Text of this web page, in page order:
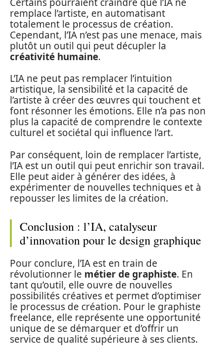
remplace l’artiste, en automatisant
totalement le processus de création.
Cependant, l’IA n’est pas une menace, mais
plutôt un outil qui peut décupler la
créativité humaine.
L’IA ne peut pas remplacer l’intuition
artistique, la sensibilité et la capacité de
l’artiste à créer des œuvres qui touchent et
font résonner les émotions. Elle n’a pas non
plus la capacité de comprendre le contexte
culturel et sociétal qui influence l’art.
Par conséquent, loin de remplacer l’artiste,
l’IA est un outil qui peut enrichir son travail.
Elle peut aider à générer des idées, à
expérimenter de nouvelles techniques et à
repousser les limites de la création.
Conclusion : l’IA, catalyseur
d’innovation pour le design graphique
Pour conclure, l’IA est en train de
révolutionner le métier de graphiste. En
tant qu’outil, elle ouvre de nouvelles
possibilités créatives et permet d’optimiser
le processus de création. Pour le graphiste
freelance, elle représente une opportunité
unique de se démarquer et d’offrir un
service de qualité supérieure à ses clients.